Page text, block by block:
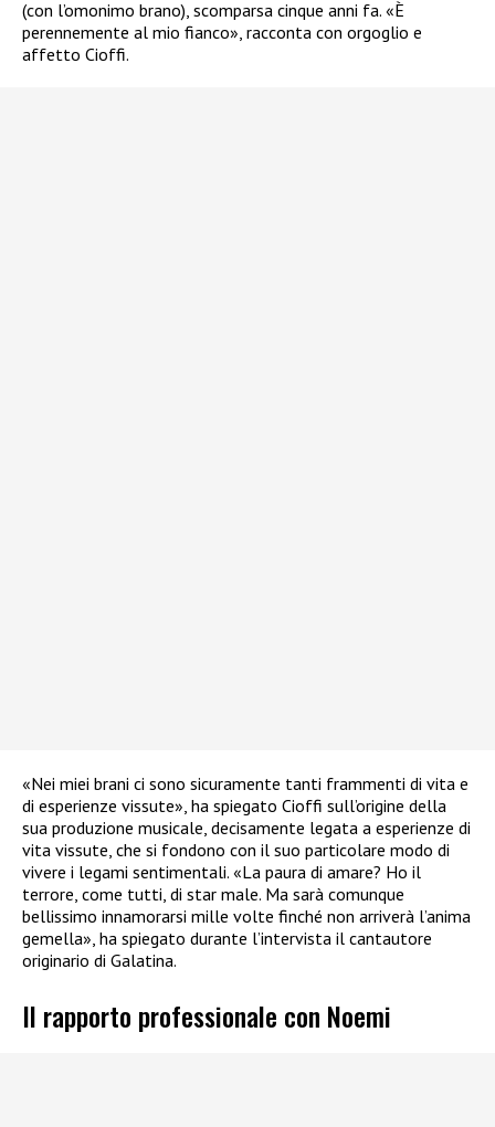
(con l’omonimo brano), scomparsa cinque anni fa. «È
perennemente al mio fianco», racconta con orgoglio e
affetto Cioffi.
«Nei miei brani ci sono sicuramente tanti frammenti di vita e
di esperienze vissute», ha spiegato Cioffi sull’origine della
sua produzione musicale, decisamente legata a esperienze di
vita vissute, che si fondono con il suo particolare modo di
vivere i legami sentimentali. «La paura di amare? Ho il
terrore, come tutti, di star male. Ma sarà comunque
bellissimo innamorarsi mille volte finché non arriverà l’anima
gemella», ha spiegato durante l’intervista il cantautore
originario di Galatina.
Il rapporto professionale con Noemi